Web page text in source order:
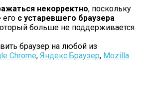
некорректно, поскольку
его с устаревшего браузера
больше не поддерживается
браузер на любой из
Chrome, Яндекс.Браузер, Mozilla